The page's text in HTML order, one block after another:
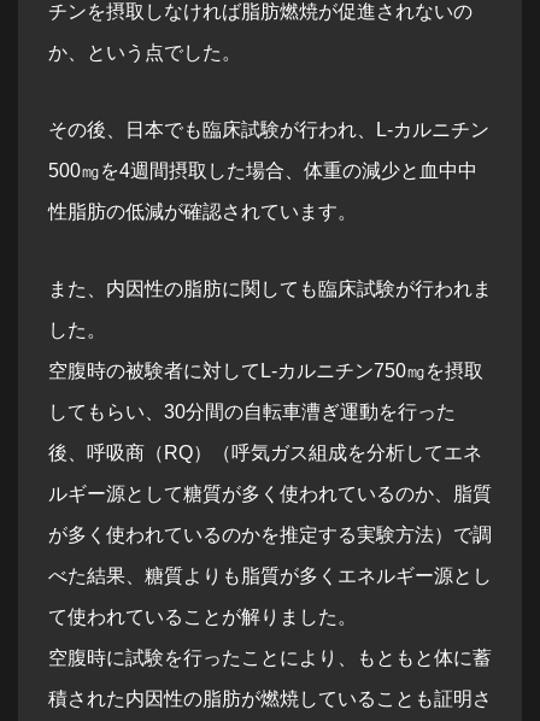
チンを摂取しなければ脂肪燃焼が促進されないの
か、という点でした。
その後、日本でも臨床試験が行われ、L-カルニチン
500㎎を4週間摂取した場合、体重の減少と血中中
性脂肪の低減が確認されています。
また、内因性の脂肪に関しても臨床試験が行われま
した。
空腹時の被験者に対してL-カルニチン750㎎を摂取
してもらい、30分間の自転車漕ぎ運動を行った
後、呼吸商（RQ）（呼気ガス組成を分析してエネ
ルギー源として糖質が多く使われているのか、脂質
が多く使われているのかを推定する実験方法）で調
べた結果、糖質よりも脂質が多くエネルギー源とし
て使われていることが解りました。
空腹時に試験を行ったことにより、もともと体に蓄
積された内因性の脂肪が燃焼していることも証明さ